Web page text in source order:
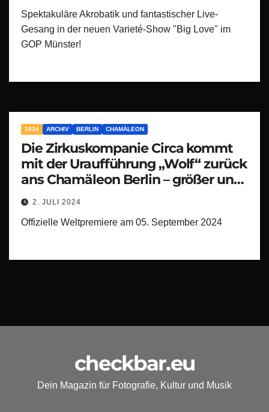
Spektakuläre Akrobatik und fantastischer Live-
Gesang in der neuen Varieté-Show "Big Love" im
GOP Münster!
2024 ARCHIV BERLIN CHAMÄLEON
Die Zirkuskompanie Circa kommt
mit der Uraufführung „Wolf“ zurück
ans Chamäleon Berlin – größer und
entschlossener als je zuvor
2. JULI 2024
Offizielle Weltpremiere am 05. September 2024
checkbar.eu
Dein Magazin für Fotografie, Kultur und Musik